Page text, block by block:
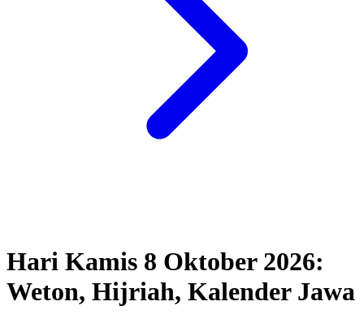
Hari Kamis 8 Oktober 2026:
Weton, Hijriah, Kalender Jawa